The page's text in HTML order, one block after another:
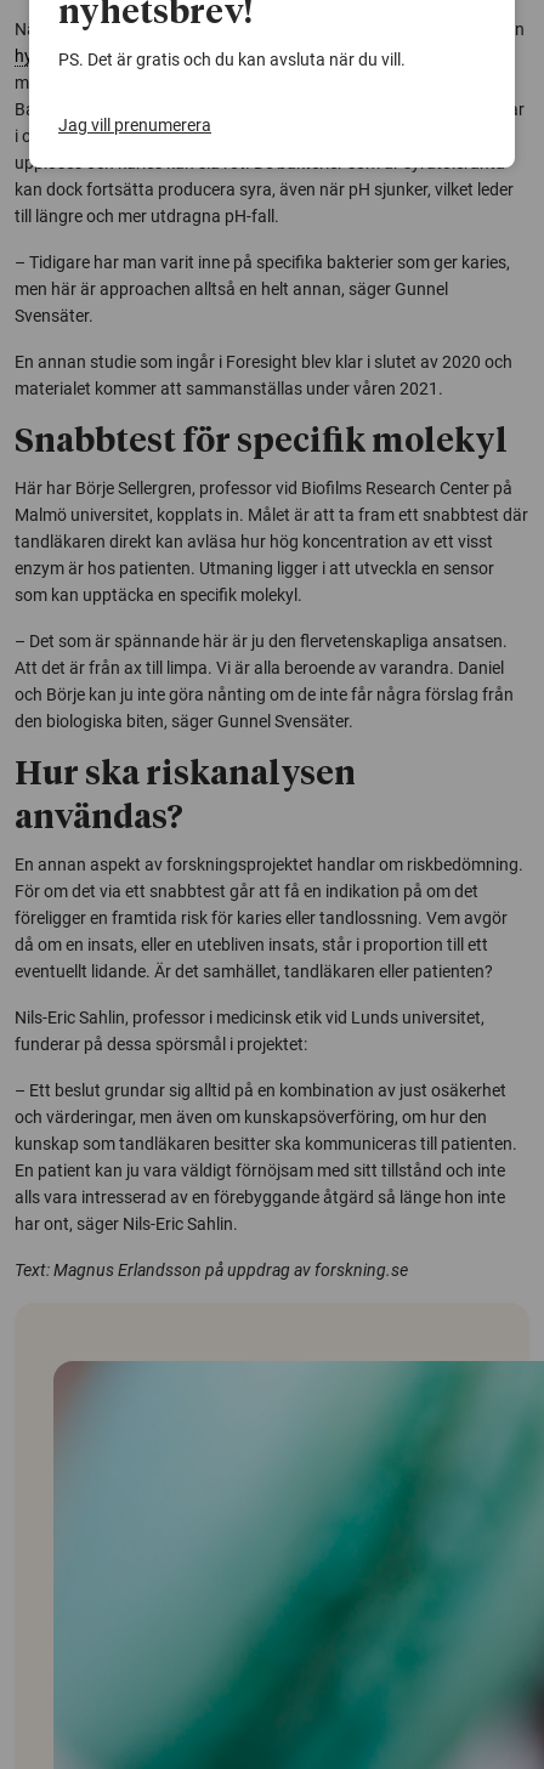
När det gäller karies utgår Gunnel Svensäters forskningsprojekt från
hypotesenatt risken ökar med ökad andel syratoleranta bakterier i
munnens slemhinna. Antagandet bygger på följande tanketråd:
Bakterierna i munnen producerar syra från de kolhydrater vi stoppar
i oss. Syran sänker pH-värdet, och det är vid lågt pH som emaljen
upplöses och karies kan slå rot. De bakterier som är syratoleranta
kan dock fortsätta producera syra, även när pH sjunker, vilket leder
till längre och mer utdragna pH-fall.
– Tidigare har man varit inne på specifika bakterier som ger karies,
men här är approachen alltså en helt annan, säger Gunnel
Svensäter.
En annan studie som ingår i Foresight blev klar i slutet av 2020 och
materialet kommer att sammanställas under våren 2021.
Snabbtest för specifik molekyl
Här har Börje Sellergren, professor vid Biofilms Research Center på
Malmö universitet, kopplats in. Målet är att ta fram ett snabbtest där
tandläkaren direkt kan avläsa hur hög koncentration av ett visst
enzym är hos patienten. Utmaning ligger i att utveckla en sensor
som kan upptäcka en specifik molekyl.
– Det som är spännande här är ju den flervetenskapliga ansatsen.
Att det är från ax till limpa. Vi är alla beroende av varandra. Daniel
och Börje kan ju inte göra nånting om de inte får några förslag från
den biologiska biten, säger Gunnel Svensäter.
Hur ska riskanalysen
användas?
En annan aspekt av forskningsprojektet handlar om riskbedömning.
För om det via ett snabbtest går att få en indikation på om det
föreligger en framtida risk för karies eller tandlossning. Vem avgör
då om en insats, eller en utebliven insats, står i proportion till ett
eventuellt lidande. Är det samhället, tandläkaren eller patienten?
Nils-Eric Sahlin, professor i medicinsk etik vid Lunds universitet,
funderar på dessa spörsmål i projektet:
– Ett beslut grundar sig alltid på en kombination av just osäkerhet
och värderingar, men även om kunskapsöverföring, om hur den
kunskap som tandläkaren besitter ska kommuniceras till patienten.
En patient kan ju vara väldigt förnöjsam med sitt tillstånd och inte
alls vara intresserad av en förebyggande åtgärd så länge hon inte
har ont, säger Nils-Eric Sahlin.
Text: Magnus Erlandsson på uppdrag av forskning.se
nyhetsbrev!
PS. Det är gratis och du kan avsluta när du vill.
Jag vill prenumerera